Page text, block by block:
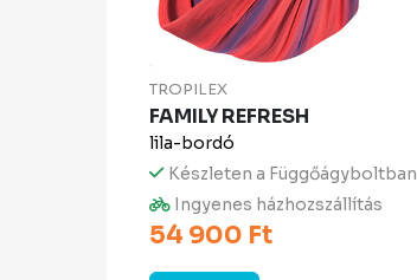
TROPILEX
FAMILY REFRESH
lila-bordó
Készleten a Függőágyboltban
Ingyenes házhozszállítás
54 900 Ft